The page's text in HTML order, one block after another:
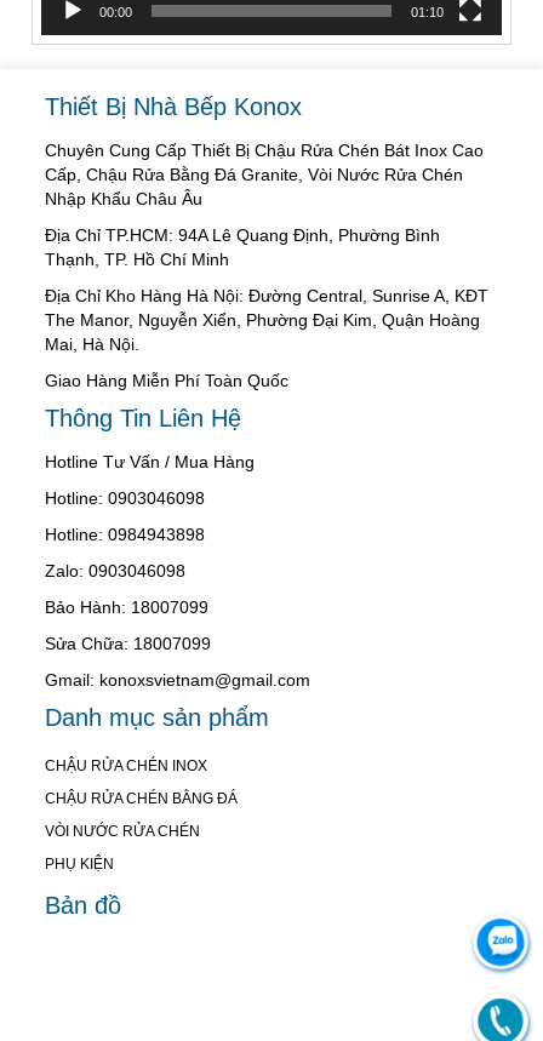
00:00 01:10
Thiết Bị Nhà Bếp Konox
Chuyên Cung Cấp Thiết Bị Chậu Rửa Chén Bát Inox Cao
Cấp, Chậu Rửa Bằng Đá Granite, Vòi Nước Rửa Chén
Nhập Khẩu Châu Âu
Địa Chỉ TP.HCM: 94A Lê Quang Định, Phường Bình
Thạnh, TP. Hồ Chí Minh
Địa Chỉ Kho Hàng Hà Nội: Đường Central, Sunrise A, KĐT
The Manor, Nguyễn Xiển, Phường Đại Kim, Quận Hoàng
Mai, Hà Nội.
Giao Hàng Miễn Phí Toàn Quốc
Thông Tin Liên Hệ
Hotline Tư Vấn / Mua Hàng
Hotline: 0903046098
Hotline: 0984943898
Zalo: 0903046098
Bảo Hành: 18007099
Sửa Chữa: 18007099
Gmail: konoxsvietnam@gmail.com
Danh mục sản phẩm
CHẬU RỬA CHÉN INOX
CHẬU RỬA CHÉN BẰNG ĐÁ
VÒI NƯỚC RỬA CHÉN
PHỤ KIỆN
Bản đồ